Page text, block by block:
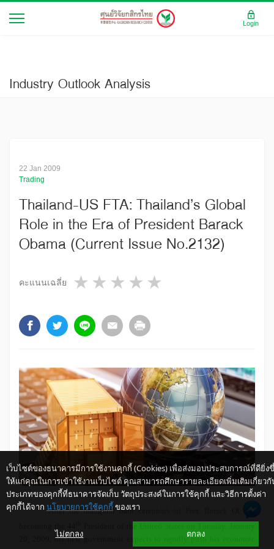
Industry Outlook Analysis
22 Jan 2009
Trading
Thailand-US FTA: Thailand’s Global
Role in the Era of President Barack
Obama (Current Issue No.2132)
คะแนนเฉลี่ย 4 stars
3 stars
2 stars
1 star
After the inaugural oath ceremony of Pres. Barack Obama
20, 2009, his new government expects to rapidly push his economic
เว็บไซต์ของธนาคารมีการใช้งานคุกกี้ (Cookies) เพื่อส่งมอบประสบการณ์ที่ดียิ่ง
ให้แก่คุณในการเข้าใช้งานเว็บไซต์ คุณสามารถศึกษารายละเอียดเพิ่มเติมเกี่ยวกั
ประเภทของคุกกี้ที่ธนาคารจัดเก็บ วัตถุประสงค์ในการใช้คุกกี้ และวิธีการตั้งค่า
คุกกี้ได้จาก นโยบายการใช้คุกกี้ ของเรา
ไม่ตกลง ตกลง
Login